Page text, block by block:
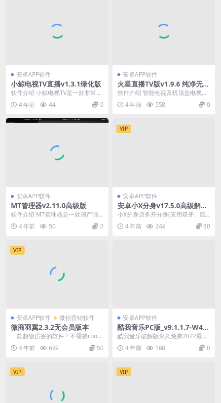
安卓APP软件
小鲸电视TV直播v1.3.1绿化版
软件介绍 小鲸电视TV是一款非常优
质的电视直播软件，由电视家推
出，拥有大量稳定高...
4 年前 44 0
安卓APP软件
火星直播TV版v1.9.6 纯净无广
告智能电视及机顶盒电视
软件介绍 智能电视及机顶盒电视直
播APP，免费纯净无广告，采用火
星高清直播API...
4 年前 558 0
安卓APP软件
MT管理器v2.11.0高级版
软件介绍 MT管理器是一款国产强
大的文件管理工具和APK逆向修改
神器。如果你喜欢...
4 年前 50 0
VIP
安卓APP软件
安卓小X分身v17.5.0高级解锁
VIP版
小X分身原多开分身(应用双开、应
用多开、微信双开、微信分身、微
信多开、小号分身、...
4 年前 244 30
VIP
安卓APP软件 微信营销软件
微商羽翼2.3.2无会员版本
一款超级厉害的软件！不需要roo
t，不带任何插件。 可以批量清理微
信群聊、未读消...
4 年前 699 50
安卓APP软件
酷我音乐PC版_v9.1.1.7-W4_
去广告破解豪华VIP绿色版
酷我音乐破解版永久免费2022最新
版本是一款非常老牌的手机音乐播
放器软件，软件已...
4 年前 168 0
VIP VIP